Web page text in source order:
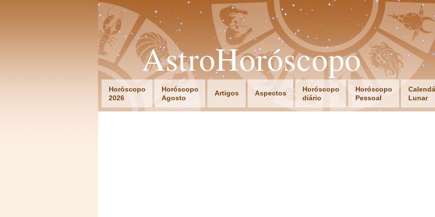
AstroHoróscopo
Horóscopo
2026
Horóscopo
Agosto
Artigos Aspectos
Horóscopo
diário
Horóscopo
Pessoal
Lunar